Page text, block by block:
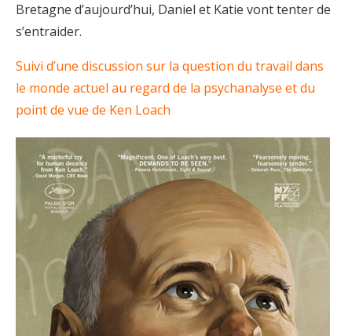
Bretagne d’aujourd’hui, Daniel et Katie vont tenter de
s’entraider.
Suivi d’une discussion sur la question du travail dans
le monde actuel au regard de la psychanalyse et du
point de vue de Ken Loach